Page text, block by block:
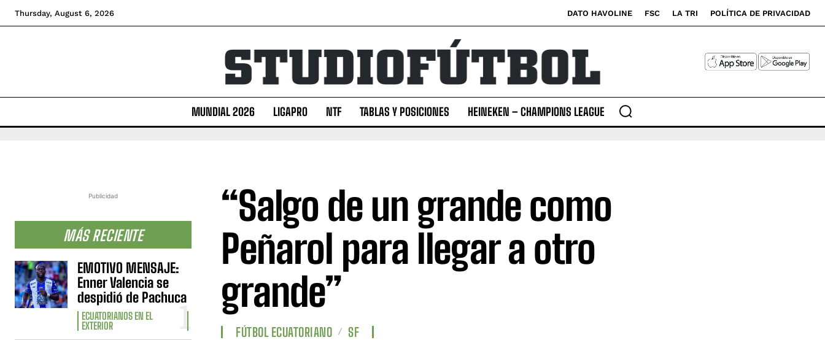
Thursday, August 6, 2026 DATO HAVOLINE FSC LA TRI POLÍTICA DE PRIVACIDAD
MUNDIAL 2026 LIGAPRO NTF TABLAS Y POSICIONES HEINEKEN – CHAMPIONS LEAGUE
Publicidad
MÁS RECIENTE
EMOTIVO MENSAJE:
Enner Valencia se
despidió de Pachuca
ECUATORIANOS EN EL
EXTERIOR
“Salgo de un grande como
Peñarol para llegar a otro
grande”
FÚTBOL ECUATORIANO SF